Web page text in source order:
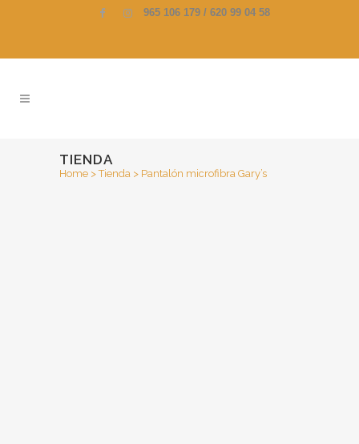
965 106 179 / 620 99 04 58
TIENDA
Home >Tienda > Pantalón microfibra Gary’s